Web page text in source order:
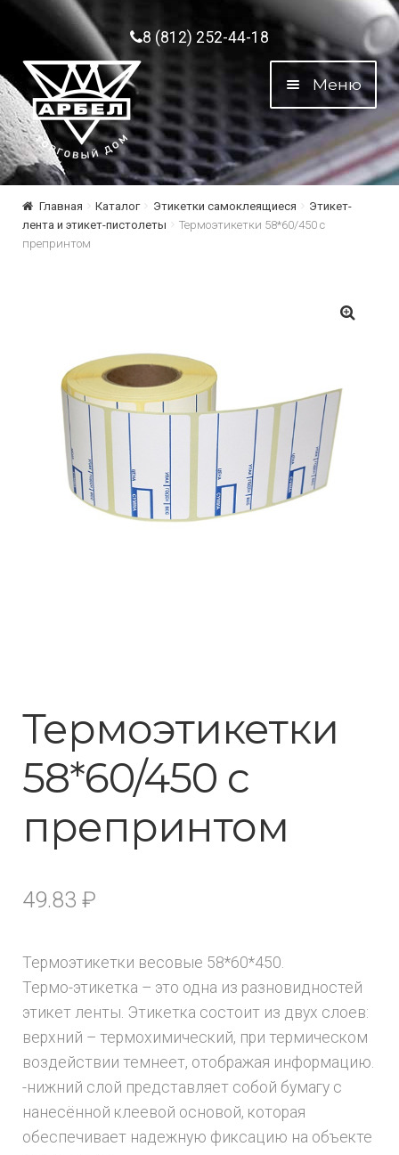
Перейти к навигации
Перейти к содержимому8 (812) 252-44-18
Меню
Главная Каталог Этикетки самоклеящиеся
Этикет-
лента и этикет-пистолеты
Термоэтикетки 58*60/450 с
препринтом
Термоэтикетки
58*60/450 с
препринтом
49.83 ₽
Термоэтикетки весовые 58*60*450.
Термо-этикетка – это одна из разновидностей
этикет ленты. Этикетка состоит из двух слоев:
верхний – термохимический, при термическом
воздействии темнеет, отображая информацию.
-нижний слой представляет собой бумагу с
нанесённой клеевой основой, которая
обеспечивает надежную фиксацию на объекте